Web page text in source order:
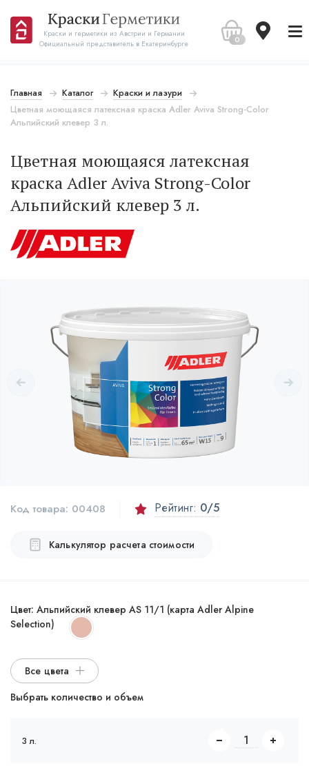
Краски и герметики из Австрии и Германии
Официальный представитель в Екатеринбурге
0
Главная Каталог
Краски и лазури
Цветная моющаяся латексная краска Adler Aviva Strong-Color
Альпийский клевер 3 л.
Цветная моющаяся латексная
краска Adler Aviva Strong-Color
Альпийский клевер 3 л.
Код товара: 00408 Рейтинг: 0/5
Калькулятор расчета стоимости
Цвет: Альпийский клевер AS 11/1 (карта Adler Alpine
Selection)
Все цвета
Выбрать количество и объем
3 л.